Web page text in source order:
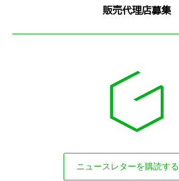
販売代理店募集
ニュースレターを購読する